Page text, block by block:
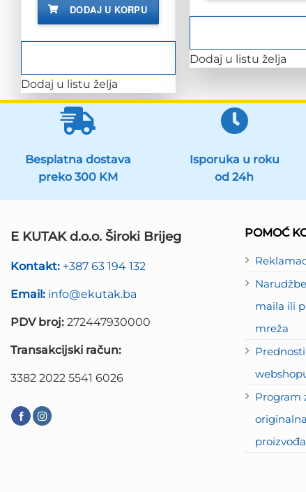
464.88 KM.
DODAJ U KORPU
Dodaj u listu želja
Dodaj u listu želja
Besplatna dostava
preko 300 KM
Isporuka u roku
od 24h
E KUTAK d.o.o. Široki Brijeg
Kontakt: +387 63 194 132
Email: info@ekutak.ba
PDV broj: 272447930000
Transakcijski račun:
3382 2022 5541 6026
POMOĆ
maila ili
mreža
Program